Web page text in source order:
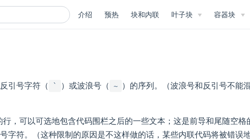
介绍 预热 块和内联 叶子块 容器块
引号字符（ ` ）或波浪号（ ~
）的序列。（波浪号和反引号不能
，可以可选地包含代码围栏之后的一些文本；这是前导和尾随空格
字符。（这种限制的原因是不这样做的话，某些内联代码将被错误